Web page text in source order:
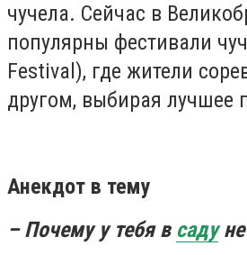
чучела. Сейчас в
популярны фестивали
Festival), где жители
другом, выбирая лучшее
Анекдот в тему
– Почему у тебя в саду